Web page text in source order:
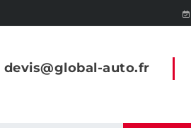
devis@global-auto.fr